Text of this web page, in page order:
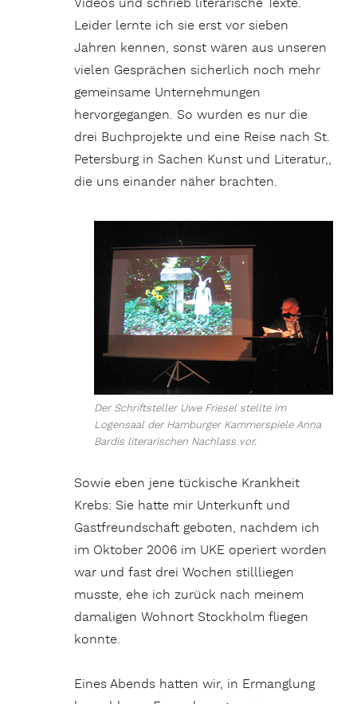
Videos und schrieb literarische Texte.
Leider lernte ich sie erst vor sieben
Jahren kennen, sonst wären aus unseren
vielen Gesprächen sicherlich noch mehr
gemeinsame Unternehmungen
hervorgegangen. So wurden es nur die
drei Buchprojekte und eine Reise nach St.
Petersburg in Sachen Kunst und Literatur,,
die uns einander näher brachten.
Der Schriftsteller Uwe Friesel stellte im
Logensaal der Hamburger Kammerspiele Anna
Bardis literarischen Nachlass vor.
Sowie eben jene tückische Krankheit
Krebs: Sie hatte mir Unterkunft und
Gastfreundschaft geboten, nachdem ich
im Oktober 2006 im UKE operiert worden
war und fast drei Wochen stillliegen
musste, ehe ich zurück nach meinem
damaligen Wohnort Stockholm fliegen
konnte.
Eines Abends hatten wir, in Ermanglung